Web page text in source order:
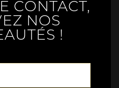
CONTACT,
NOS
!